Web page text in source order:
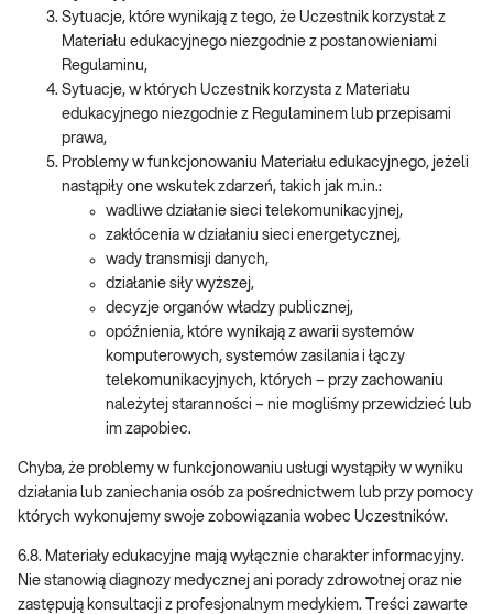
Sytuacje, które wynikają z tego, że Uczestnik korzystał z
Materiału edukacyjnego niezgodnie z postanowieniami
Regulaminu,
Sytuacje, w których Uczestnik korzysta z Materiału
edukacyjnego niezgodnie z Regulaminem lub przepisami
prawa,
Problemy w funkcjonowaniu Materiału edukacyjnego, jeżeli
nastąpiły one wskutek zdarzeń, takich jak m.in.:
wadliwe działanie sieci telekomunikacyjnej,
zakłócenia w działaniu sieci energetycznej,
wady transmisji danych,
działanie siły wyższej,
decyzje organów władzy publicznej,
opóźnienia, które wynikają z awarii systemów
komputerowych, systemów zasilania i łączy
telekomunikacyjnych, których – przy zachowaniu
należytej staranności – nie mogliśmy przewidzieć lub
im zapobiec.
Chyba, że problemy w funkcjonowaniu usługi wystąpiły w wyniku
działania lub zaniechania osób za pośrednictwem lub przy pomocy
których wykonujemy swoje zobowiązania wobec Uczestników.
6.8. Materiały edukacyjne mają wyłącznie charakter informacyjny.
Nie stanowią diagnozy medycznej ani porady zdrowotnej oraz nie
zastępują konsultacji z profesjonalnym medykiem. Treści zawarte